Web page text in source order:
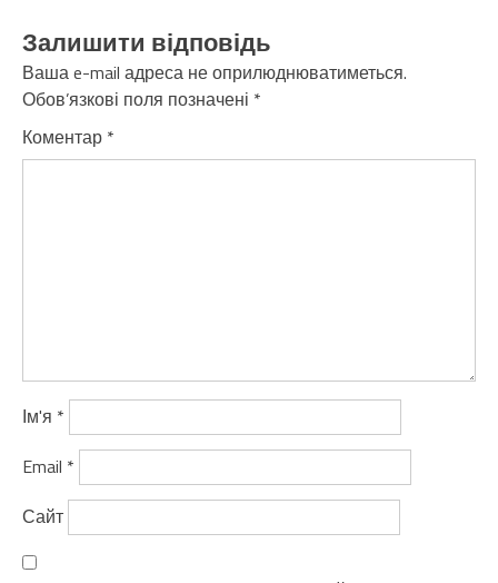
Залишити відповідь
Ваша e-mail адреса не оприлюднюватиметься.
Обов’язкові поля позначені *
Коментар *
Ім'я *
Email *
Сайт